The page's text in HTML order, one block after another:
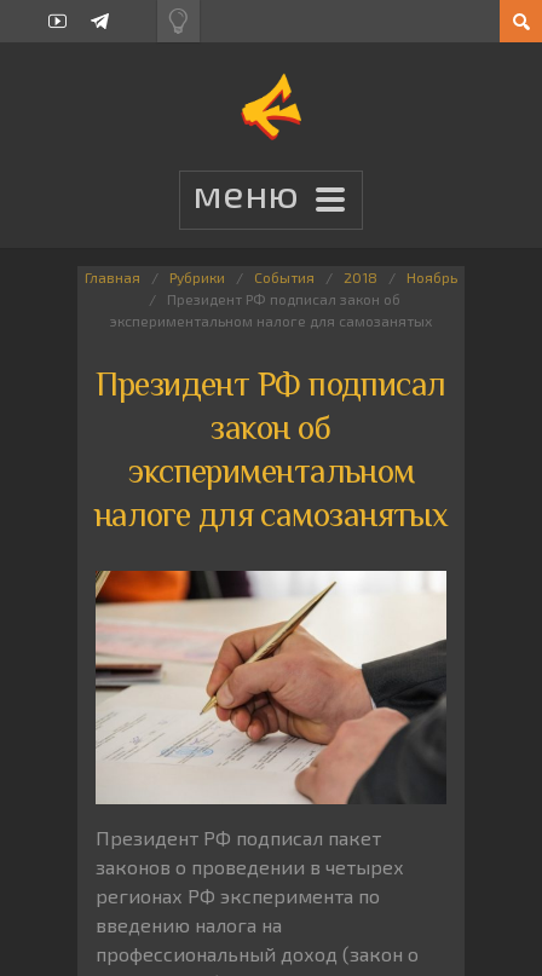
Главная Рубрики События 2018
Ноябрь
Президент РФ подписал закон об
экспериментальном налоге для самозанятых
Президент РФ подписал
закон об
экспериментальном
налоге для самозанятых
Президент РФ подписал пакет
законов о проведении в четырех
регионах РФ эксперимента по
введению налога на
профессиональный доход (закон о